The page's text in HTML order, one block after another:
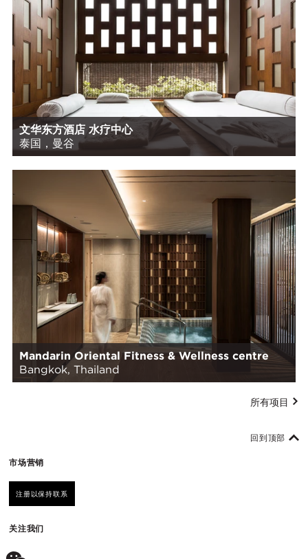
文华东方酒店 水疗中心
泰国，曼谷
Mandarin Oriental Fitness & Wellness centre
Bangkok, Thailand
所有项目
市场营销
注册以保持联系
关注我们
回到顶部